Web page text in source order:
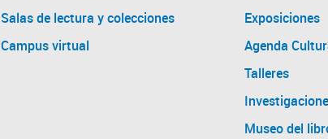
Salas de lectura y colecciones
Campus virtual
Exposiciones
Agenda
Talleres
Museo del